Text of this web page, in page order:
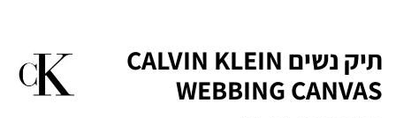
תיק נשים CALVIN KLEIN
WEBBING CANVAS